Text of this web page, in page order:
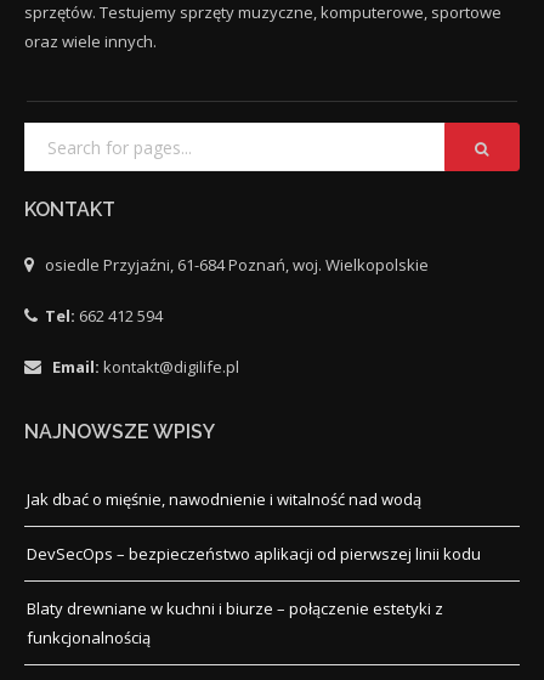
sprzętów. Testujemy sprzęty muzyczne, komputerowe, sportowe
oraz wiele innych.
KONTAKT
osiedle Przyjaźni, 61-684 Poznań, woj. Wielkopolskie
Tel: 662 412 594
Email: kontakt@digilife.pl
NAJNOWSZE WPISY
Jak dbać o mięśnie, nawodnienie i witalność nad wodą
DevSecOps – bezpieczeństwo aplikacji od pierwszej linii kodu
Blaty drewniane w kuchni i biurze – połączenie estetyki z
funkcjonalnością